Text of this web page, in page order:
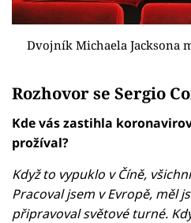
Dvojník Michaela Jacksona
Rozhovor se Sergio
Kde vás zastihla
prožíval?
Když to vypuklo v Číně,
Pracoval jsem v Evropě, měl
připravoval světové turné.